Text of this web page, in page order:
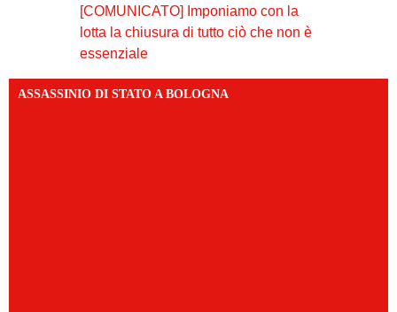
[COMUNICATO] Imponiamo con la
lotta la chiusura di tutto ciò che non è
essenziale
ASSASSINIO DI STATO A BOLOGNA